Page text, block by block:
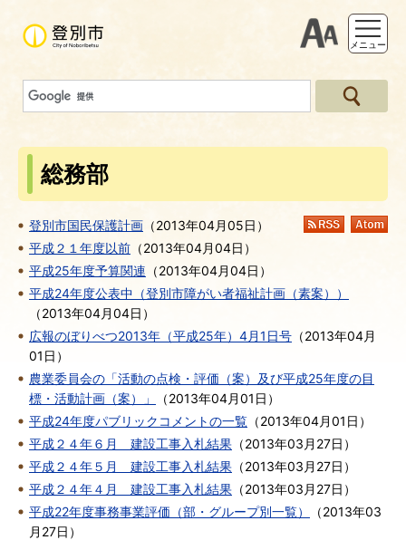
支援ツー
メニュー
総務部
RSS
登別市国民保護計画 （2013年04月05日 ）
平成２１年度以前 （2013年04月04日 ）
平成25年度予算関連 （2013年04月04日 ）
平成24年度公表中（登別市障がい者福祉計画（素案））
（2013年04月04日 ）
広報のぼりべつ2013年（平成25年）4月1日号 （2013年04月
01日 ）
農業委員会の「活動の点検・評価（案）及び平成25年度の目
標・活動計画（案）」
（2013年04月01日 ）
平成24年度パブリックコメントの一覧 （2013年04月01日 ）
平成２４年６月 建設工事入札結果 （2013年03月27日 ）
平成２４年５月 建設工事入札結果 （2013年03月27日 ）
平成２４年４月 建設工事入札結果 （2013年03月27日 ）
平成22年度事務事業評価（部・グループ別一覧）
（2013年03
月27日 ）